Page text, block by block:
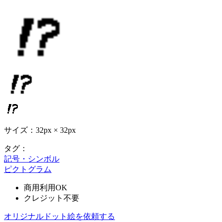
サイズ：32px × 32px
タグ：
記号・シンボル
ピクトグラム
商用利用OK
クレジット不要
オリジナルドット絵を依頼する